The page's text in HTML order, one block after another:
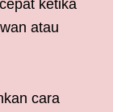
ketika
atau
cara